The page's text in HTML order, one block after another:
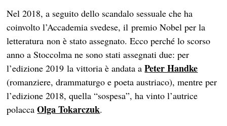
Nel 2018, a seguito dello scandalo sessuale che ha
coinvolto l’Accademia svedese, il premio Nobel per la
letteratura non è stato assegnato. Ecco perché lo scorso
anno a Stoccolma ne sono stati assegnati due: per
l’edizione 2019 la vittoria è andata aPeter Handke
(romanziere, drammaturgo e poeta austriaco), mentre per
l’edizione 2018, quella “sospesa”, ha vinto l’autrice
polaccaOlga Tokarczuk.